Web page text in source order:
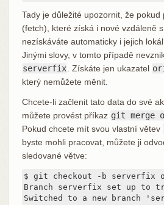
Tady je důležité upozornit, že
(fetch), které získá i nové vzdáleně
nezískáváte automaticky i jejich
Jinými slovy, v tomto případě
serverfix. Získáte jen ukazatel
který nemůžete měnit.
Chcete-li začlenit tato data do své
můžete provést příkaz git merge
Pokud chcete mít svou vlastní větev
byste mohli pracovat, můžete ji
sledované větve:
$ git checkout -b serverfix
Branch serverfix set up to
Switched to a new branch